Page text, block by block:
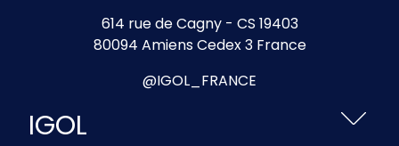
614 rue de Cagny - CS 19403
80094 Amiens Cedex 3 France
@IGOL_FRANCE
IGOL